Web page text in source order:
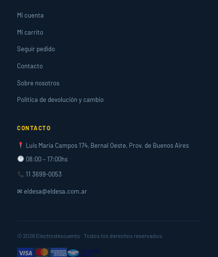
Mi cuenta
Mi carrito
Seguir pedido
Contacto
Sobre nosotros
Política de devolución y cambio
CONTACTO
Luis María Campos 174, Bernal Oeste, Prov. de Buenos Aires
08:00 – 17:00hs
11 3699-0053
✉ eldesa@eldesa.com.ar
© 2026 Electrodescuento · Todos los derechos reservados.